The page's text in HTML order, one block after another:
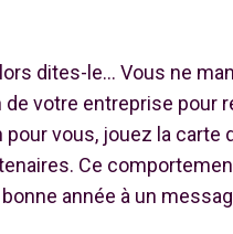
dites-le… Vous ne
de votre entreprise pour
vous, jouez la carte
Ce
année à un